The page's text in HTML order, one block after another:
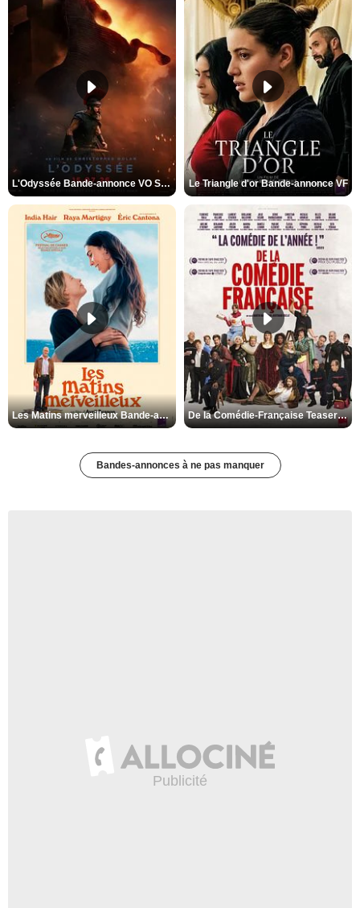
L'Odyssée Bande-annonce VO STFR Le Triangle d'or Bande-annonce VF
Les Matins merveilleux Bande-annonce VF De la Comédie-Française Teaser VF
Bandes-annonces à ne pas manquer